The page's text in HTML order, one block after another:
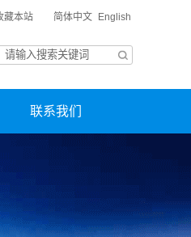
藏本站 简体中文 English
联系我们